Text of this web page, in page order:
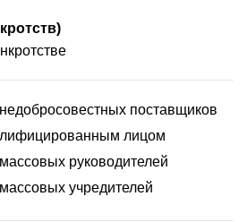
поставщиков
лицом
руководителей
учредителей